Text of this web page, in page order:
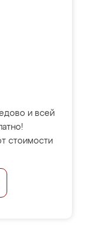
и всей
стоимости